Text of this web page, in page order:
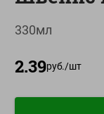
Мой Green
Приложение Green c
330мл
2.39руб./шт